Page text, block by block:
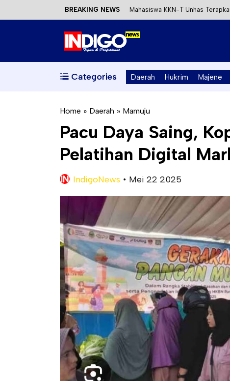
BREAKING NEWS Mahasiswa KKN-T Unhas
Satu DPO Pengeroyokan SPBU
Kecewa Kapolresta Absen,
Categories Daerah Hukrim Majene
Home » Daerah » Mamuju
Pacu Daya Saing,
Pelatihan Digital
IndigoNews • Mei 22 2025